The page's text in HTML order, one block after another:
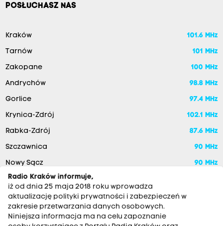
POSŁUCHASZ NAS
Kraków 101.6 MHz
Tarnów 101 MHz
Zakopane 100 MHz
Andrychów 98.8 MHz
Gorlice 97.4 MHz
Krynica-Zdrój 102.1 MHz
Rabka-Zdrój 87.6 MHz
Szczawnica 90 MHz
Nowy Sącz
90 MHz
Radio Kraków informuje,
iż od dnia 25 maja 2018 roku wprowadza
aktualizację polityki prywatności i zabezpieczeń w
zakresie przetwarzania danych osobowych.
Niniejsza informacja ma na celu zapoznanie